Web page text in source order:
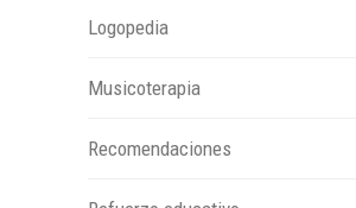
Logopedia
Musicoterapia
Recomendaciones